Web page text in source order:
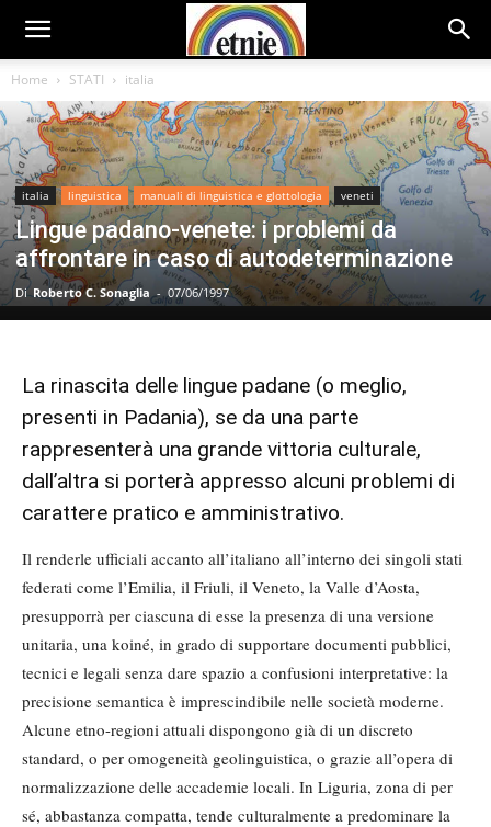
Home STATI italia
italia linguistica manuali di linguistica e glottologia veneti
Lingue padano-venete: i problemi da
affrontare in caso di autodeterminazione
Di Roberto C. Sonaglia - 07/06/1997
La rinascita delle lingue padane (o meglio,
presenti in Padania), se da una parte
rappresenterà una grande vittoria culturale,
dall’altra si porterà appresso alcuni problemi di
carattere pratico e amministrativo.
Il renderle ufficiali accanto all’italiano all’interno dei singoli stati
federati come l’Emilia, il Friuli, il Veneto, la Valle d’Aosta,
presupporrà per ciascuna di esse la presenza di una versione
unitaria, una koiné, in grado di supportare documenti pubblici,
tecnici e legali senza dare spazio a confusioni interpretative: la
precisione semantica è imprescindibile nelle società moderne.
Alcune etno-regioni attuali dispongono già di un discreto
standard, o per omogeneità geolinguistica, o grazie all’opera di
normalizzazione delle accademie locali. In Liguria, zona di per
sé, abbastanza compatta, tende culturalmente a predominare la